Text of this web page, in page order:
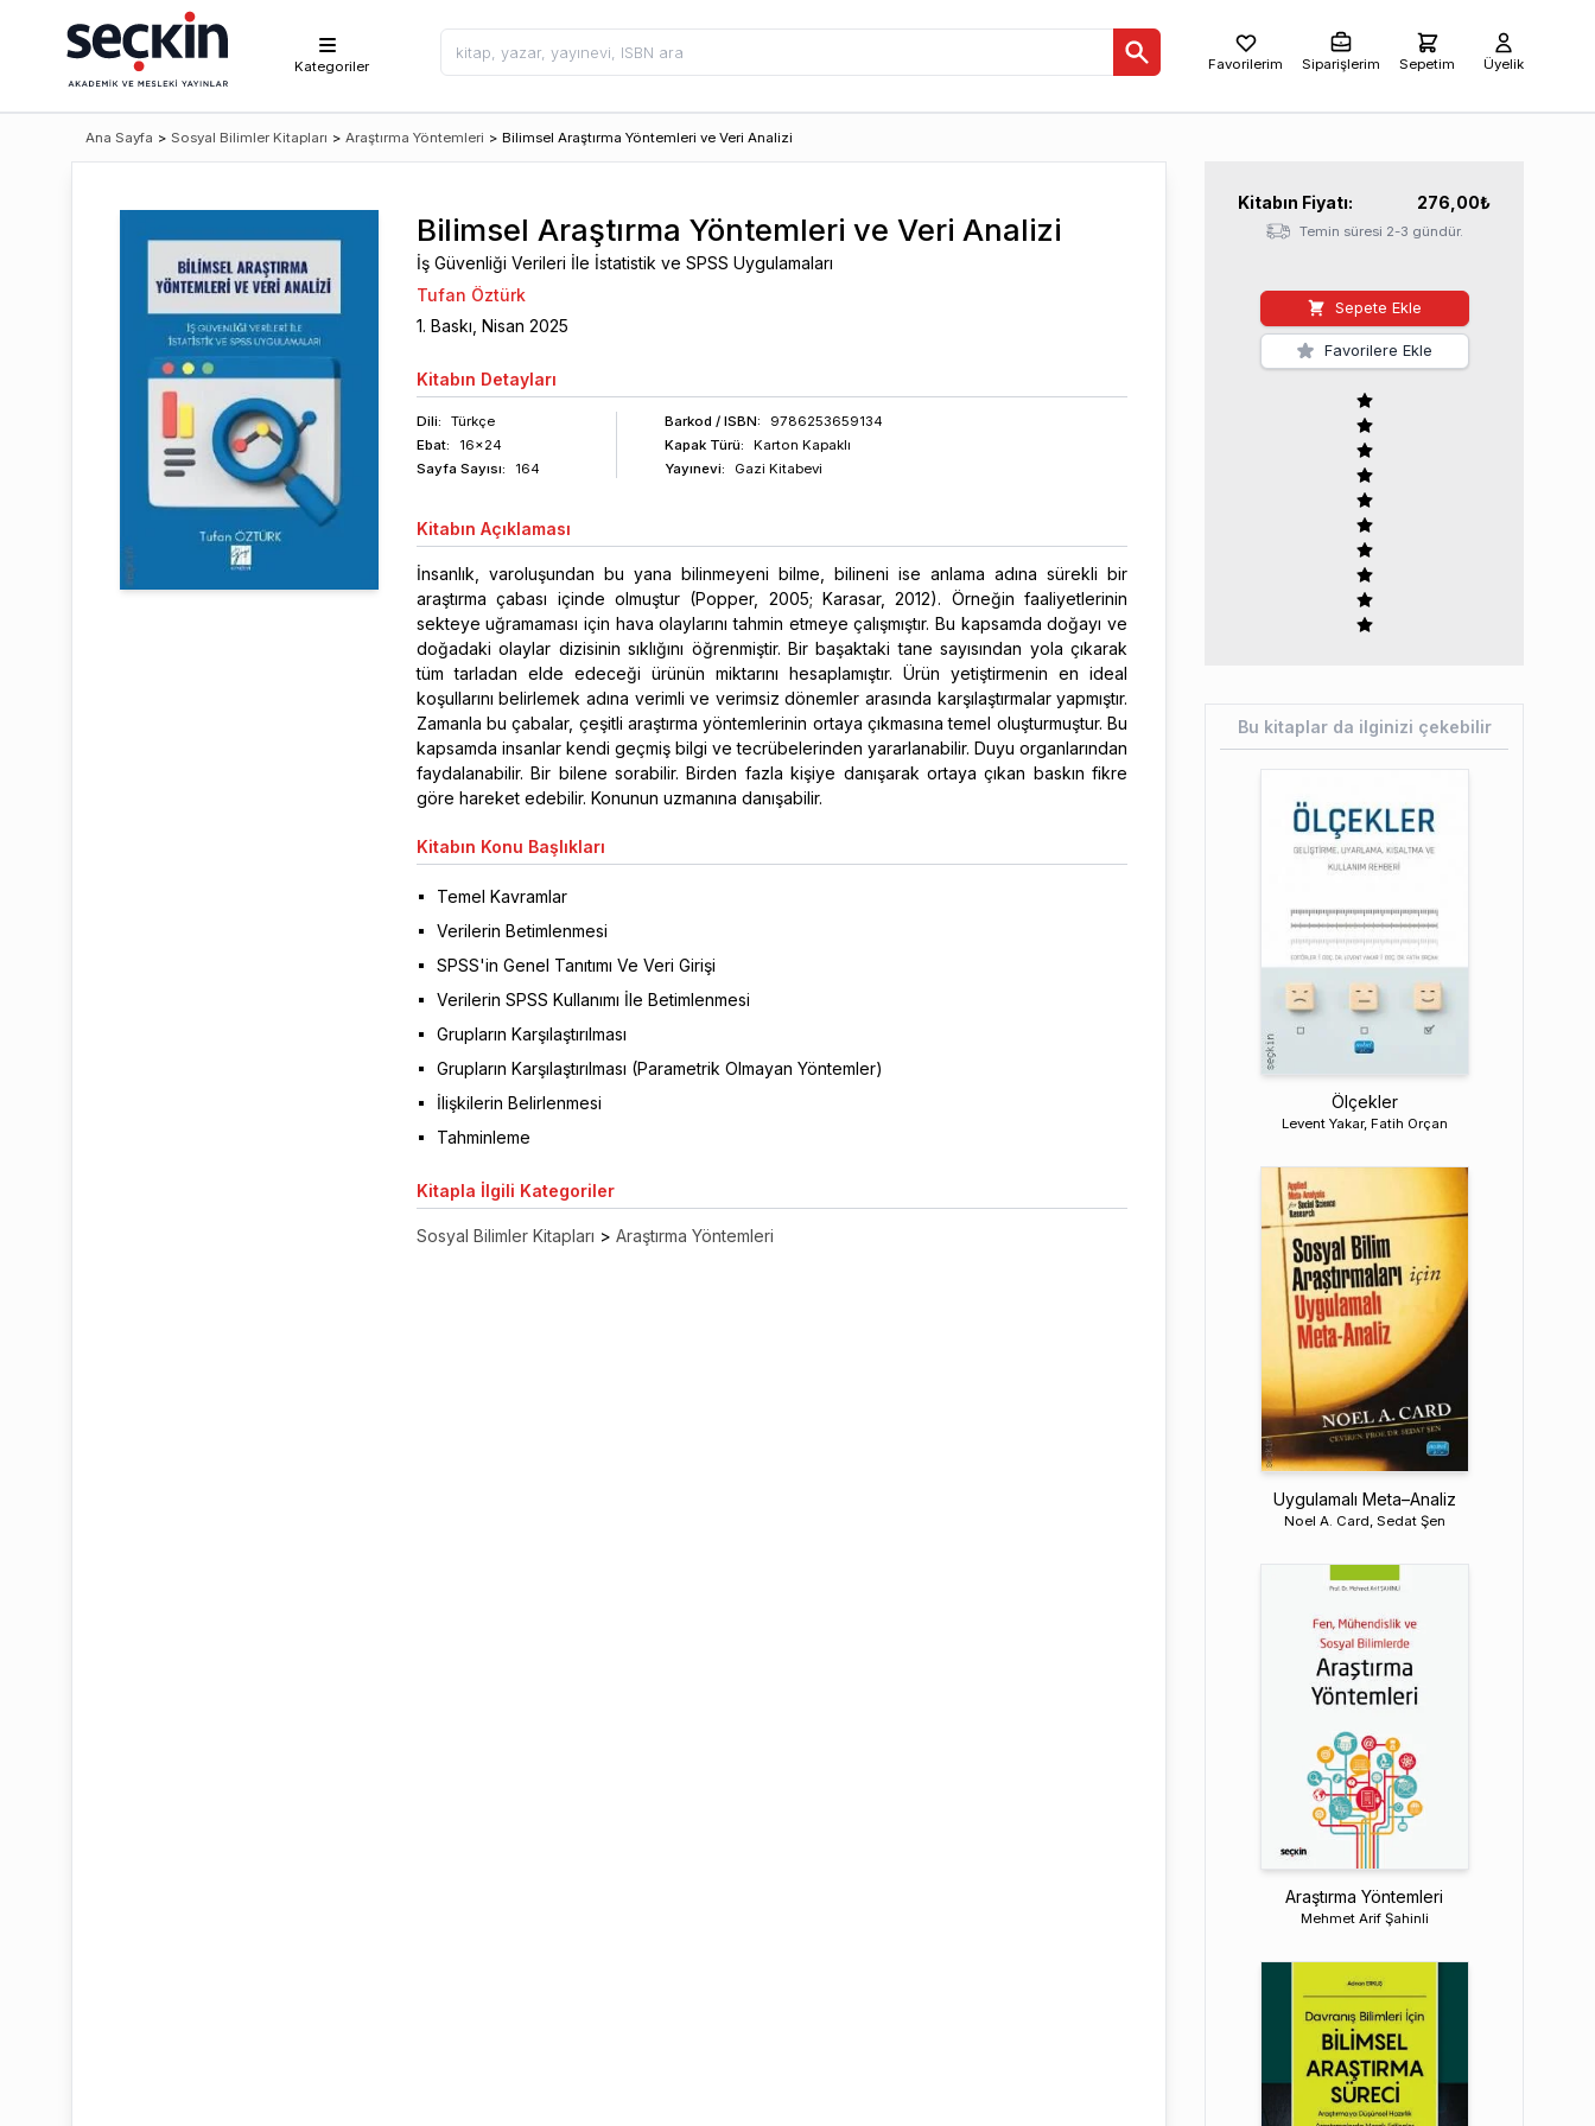
Kategoriler Favorilerim Siparişlerim Sepetim Üyelik
Ana Sayfa > Sosyal Bilimler Kitapları > Araştırma Yöntemleri > Bilimsel Araştırma Yöntemleri ve Veri Analizi
Bilimsel Araştırma Yöntemleri ve Veri Analizi
İş Güvenliği Verileri İle İstatistik ve SPSS Uygulamaları
Tufan Öztürk
1. Baskı, Nisan 2025
Kitabın Detayları
Dili:
Türkçe
Ebat:
16x24
Sayfa Sayısı: 164
Barkod / ISBN:
9786253659134
Kapak Türü:
Karton Kapaklı
Yayınevi:
Gazi Kitabevi
Kitabın Açıklaması
İnsanlık, varoluşundan bu yana bilinmeyeni bilme, bilineni ise anlama adına sürekli bir
araştırma çabası içinde olmuştur (Popper, 2005; Karasar, 2012). Örneğin faaliyetlerinin
sekteye uğramaması için hava olaylarını tahmin etmeye çalışmıştır. Bu kapsamda doğayı ve
doğadaki olaylar dizisinin sıklığını öğrenmiştir. Bir başaktaki tane sayısından yola çıkarak
tüm tarladan elde edeceği ürünün miktarını hesaplamıştır. Ürün yetiştirmenin en ideal
koşullarını belirlemek adına verimli ve verimsiz dönemler arasında karşılaştırmalar yapmıştır.
Zamanla bu çabalar, çeşitli araştırma yöntemlerinin ortaya çıkmasına temel oluşturmuştur. Bu
kapsamda insanlar kendi geçmiş bilgi ve tecrübelerinden yararlanabilir. Duyu organlarından
faydalanabilir. Bir bilene sorabilir. Birden fazla kişiye danışarak ortaya çıkan baskın fikre
göre hareket edebilir. Konunun uzmanına danışabilir.
Kitabın Konu Başlıkları
Temel Kavramlar
Verilerin Betimlenmesi
SPSS'in Genel Tanıtımı Ve Veri Girişi
Verilerin SPSS Kullanımı İle Betimlenmesi
Grupların Karşılaştırılması
Grupların Karşılaştırılması (Parametrik Olmayan Yöntemler)
İlişkilerin Belirlenmesi
Tahminleme
Kitapla İlgili Kategoriler
Sosyal Bilimler Kitapları > Araştırma Yöntemleri
Kitabın Fiyatı: 276,00₺
Temin süresi 2-3 gündür.
Sepete Ekle
Favorilere Ekle
Bu kitaplar da ilginizi çekebilir
Ölçekler
Levent Yakar, Fatih Orçan
Uygulamalı Meta–Analiz
Noel A. Card, Sedat Şen
Araştırma Yöntemleri
Mehmet Arif Şahinli